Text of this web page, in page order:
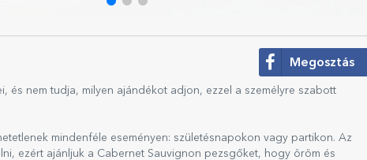
Megosztás
és nem tudja, milyen ajándékot adjon, ezzel a személyre szabott
mindenféle eseményen: születésnapokon vagy partikon. Az
ezért ajánljuk a Cabernet Sauvignon pezsgőket, hogy öröm és